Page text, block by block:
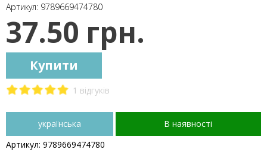
Артикул: 9789669474780
37.50 грн.
Купити
1 відгуків
українська
В наявності
Артикул: 9789669474780